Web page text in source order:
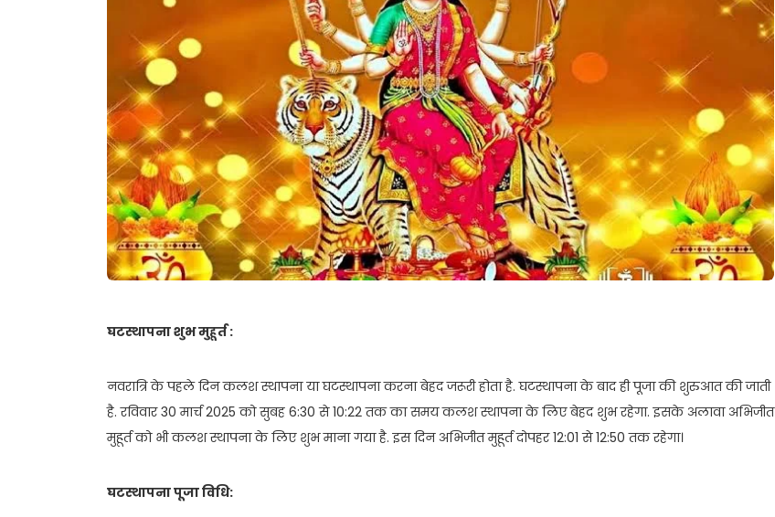
घटस्थापना शुभ मुहूर्त :
नवरात्रि के पहले दिन कलश स्थापना या घटस्थापना करना बेहद जरूरी होता है. घटस्थापना के बाद ही पूजा की शुरुआत की जाती
है. रविवार 30 मार्च 2025 को सुबह 6:30 से 10:22 तक का समय कलश स्थापना के लिए बेहद शुभ रहेगा. इसके अलावा अभिजीत
मुहूर्त को भी कलश स्थापना के लिए शुभ माना गया है. इस दिन अभिजीत मुहूर्त दोपहर 12:01 से 12:50 तक रहेगा।
घटस्थापना पूजा विधि: